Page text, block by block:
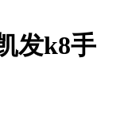
发k8手